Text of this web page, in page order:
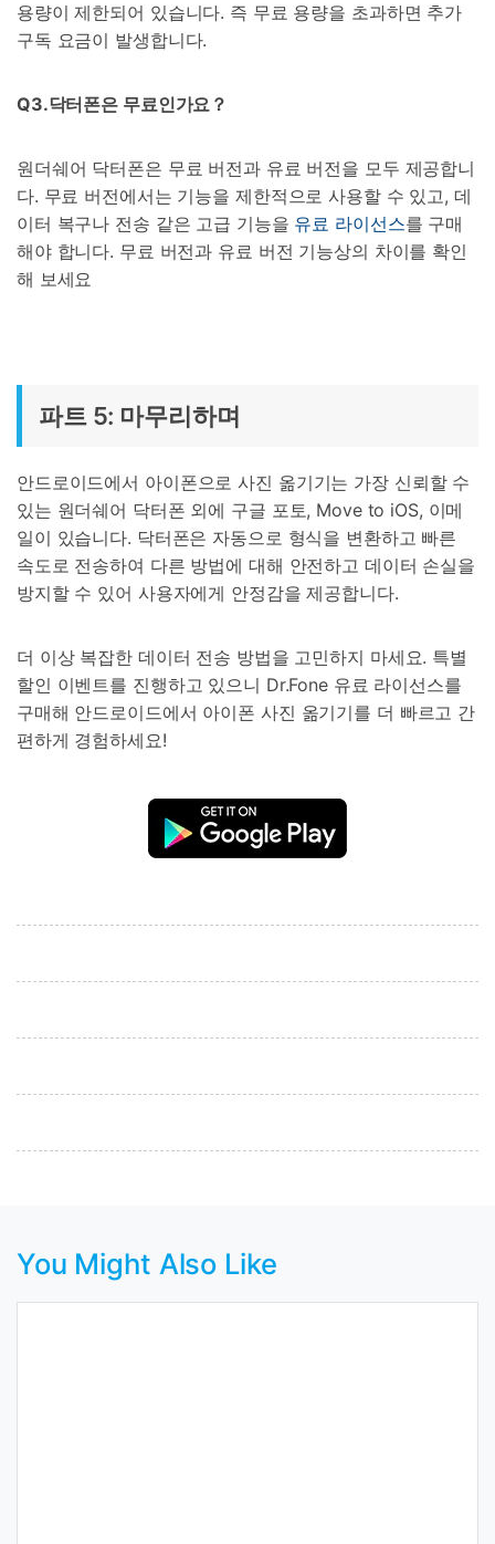
용량이 제한되어 있습니다. 즉 무료 용량을 초과하면 추가
구독 요금이 발생합니다.
Q3.닥터폰은 무료인가요？
원더쉐어 닥터폰은 무료 버전과 유료 버전을 모두 제공합니
다. 무료 버전에서는 기능을 제한적으로 사용할 수 있고, 데
이터 복구나 전송 같은 고급 기능을 유료 라이선스를 구매
해야 합니다. 무료 버전과 유료 버전 기능상의 차이를 확인
해 보세요
파트 5: 마무리하며
안드로이드에서 아이폰으로 사진 옮기기는 가장 신뢰할 수
있는 원더쉐어 닥터폰 외에 구글 포토, Move to iOS, 이메
일이 있습니다. 닥터폰은 자동으로 형식을 변환하고 빠른
속도로 전송하여 다른 방법에 대해 안전하고 데이터 손실을
방지할 수 있어 사용자에게 안정감을 제공합니다.
더 이상 복잡한 데이터 전송 방법을 고민하지 마세요. 특별
할인 이벤트를 진행하고 있으니 Dr.Fone 유료 라이선스를
구매해 안드로이드에서 아이폰 사진 옮기기를 더 빠르고 간
편하게 경험하세요!
You Might Also Like